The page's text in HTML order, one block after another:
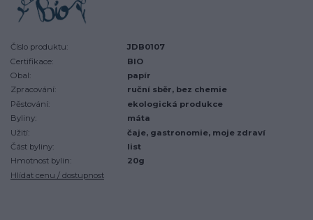
Číslo produktu:
JDB0107
Certifikace:
BIO
Obal:
papír
Zpracování:
ruční sběr, bez chemie
Pěstování:
ekologická produkce
Byliny:
máta
Užití:
čaje, gastronomie, moje zdraví
Část byliny:
list
Hmotnost bylin:
20g
Hlídat cenu / dostupnost